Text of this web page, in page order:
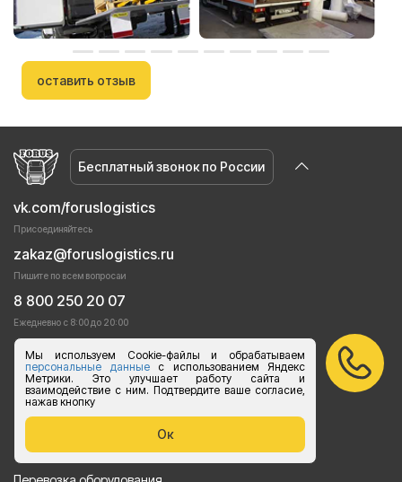
Мы используем Cookie-файлы и обрабатываем
персональные данныес использованием Яндекс
Метрики. Это улучшает работу сайта и
взаимодействие с ним. Подтвердите ваше согласие,
нажав кнопку
Ок
оставить отзыв
Бесплатный звонок по России
vk.com/foruslogistics
Присоединяйтесь
zakaz@foruslogistics.ru
Пишите по всем вопросаи
8 800 250 20 07
Ежедневно с 8:00 до 20:00
Услуги
Грузоперевозки догрузом
Перевозки груза автотранспортом
Перевозки строительных материалов